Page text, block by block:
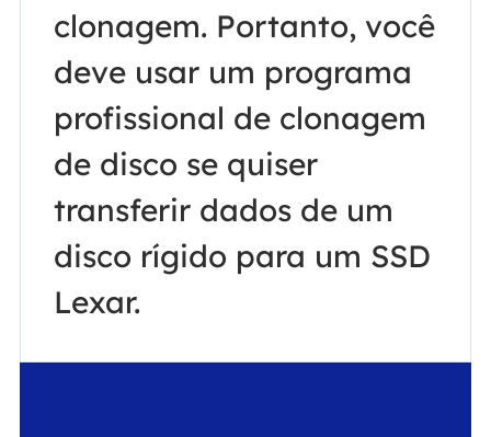
clonagem. Portanto, você
deve usar um programa
profissional de clonagem
de disco se quiser
transferir dados de um
disco rígido para um SSD
Lexar.